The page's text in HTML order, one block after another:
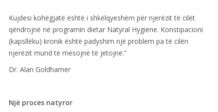
Kujdesi kohëgjatë është i shkëlqyeshëm për njerëzit të cilët
qëndrojnë në programin dietar Natyral Hygiene. Konstipacioni
(kapsllëku) kronik është padyshim një problem pa të cilën
njerëzit mund të mësojnë të jetojnë.”
Dr. Alan Goldhamer
Një proces natyror